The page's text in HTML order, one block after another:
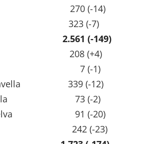
270 (-14)
323 (-7)
2.561 (-149)
208 (+4)
7 (-1)
339 (-12)
Ter, la 73 (-2)
la Selva 91 (-20)
242 (-23)